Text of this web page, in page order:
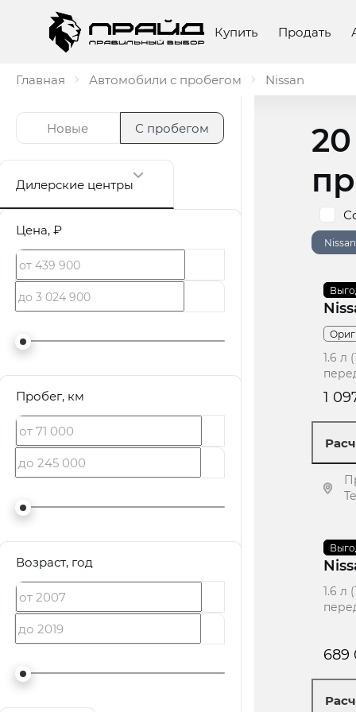
Купить Продать
Главная Автомобили с пробегом Nissan
Новые С пробегом
Дилерские центры
Цена, ₽
Пробег, км
Возраст, год
Nissan
2012·
1.6 л
1
2010·
1.6 л
689